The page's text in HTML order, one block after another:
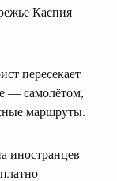
Каспия
пересекает
— самолётом,
маршруты.
иностранцев
—